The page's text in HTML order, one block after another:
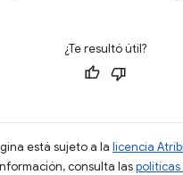
¿Te resultó útil?
está sujeto a la licencia
consulta las